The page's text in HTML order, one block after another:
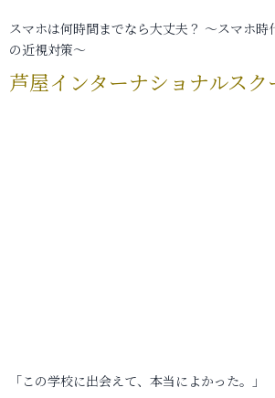
スマホは何時間までなら大丈夫？ ～スマホ
の近視対策～
芦屋インターナショナルスク
「この学校に出会えて、本当によかった。」